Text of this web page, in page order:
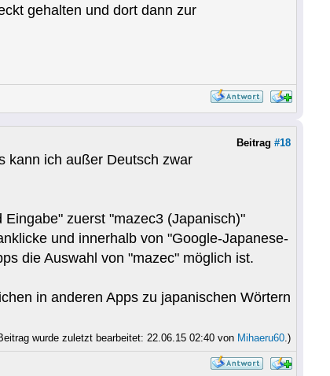
gehalten und dort dann zur
Beitrag #18
kann ich außer Deutsch zwar
zuerst "mazec3 (Japanisch)"
und innerhalb von "Google-Japanese-
die Auswahl von "mazec" möglich ist.
in anderen Apps zu japanischen Wörtern
wurde zuletzt bearbeitet: 22.06.15 02:40 von Mihaeru60.)